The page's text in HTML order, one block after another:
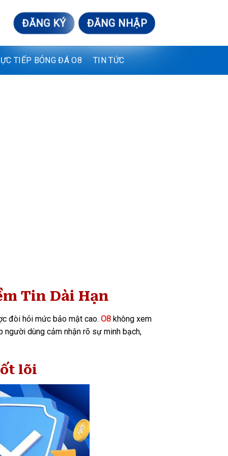
ĐĂNG KÝ ĐĂNG NHẬP
TIẾP BÓNG ĐÁ O8 TIN TỨC
Tin Dài Hạn
đòi hỏi mức bảo mật cao. O8 không xem
người dùng cảm nhận rõ sự minh bạch,
lõi